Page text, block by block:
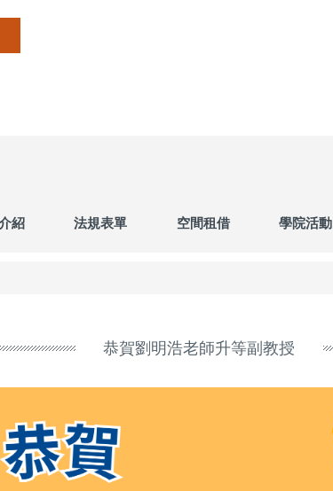
紹 法規表單 空間租借 學院活動
恭賀劉明浩老師升等副教授